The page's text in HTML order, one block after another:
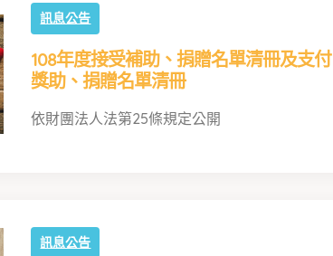
訊息公告
108年度接受補助、捐贈名單清冊及支付
獎助、捐贈名單清冊
依財團法人法第25條規定公開
訊息公告